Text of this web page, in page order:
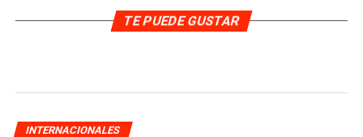
TE PUEDE GUSTAR
INTERNACIONALES